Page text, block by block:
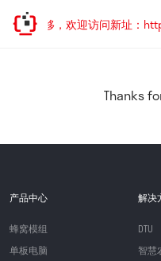
址已迁移，欢迎访问新址：
Thanks
产品中心
蜂窝模组
单板电脑
解决
DTU
智慧